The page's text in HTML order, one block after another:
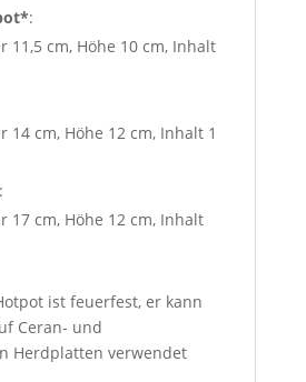
:
11,5 cm, Höhe 10 cm, Inhalt
14 cm, Höhe 12 cm, Inhalt 1
17 cm, Höhe 12 cm, Inhalt
ist feuerfest, er kann
Ceran- und
Herdplatten verwendet